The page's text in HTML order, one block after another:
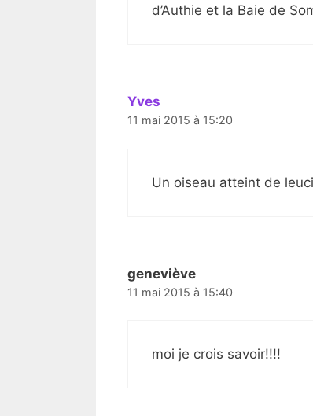
d’Authie et la Baie de
Yves
11 mai 2015 à 15:20
Un oiseau atteint de
geneviève
11 mai 2015 à 15:40
moi je crois savoir!!!!